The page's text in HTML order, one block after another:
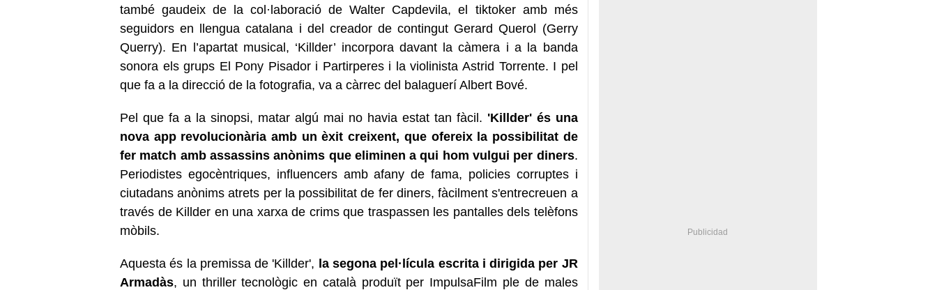
també gaudeix de la col·laboració de Walter Capdevila, el tiktoker amb més
seguidors en llengua catalana i del creador de contingut Gerard Querol (Gerry
Querry). En l’apartat musical, ‘Killder’ incorpora davant la càmera i a la banda
sonora els grups El Pony Pisador i Partirperes i la violinista Astrid Torrente. I pel
que fa a la direcció de la fotografia, va a càrrec del balaguerí Albert Bové.
Pel que fa a la sinopsi, matar algú mai no havia estat tan fàcil. 'Killder' és una
nova app revolucionària amb un èxit creixent, que ofereix la possibilitat de
fer match amb assassins anònims que eliminen a qui hom vulgui per diners.
Periodistes egocèntriques, influencers amb afany de fama, policies corruptes i
ciutadans anònims atrets per la possibilitat de fer diners, fàcilment s'entrecreuen a
través de Killder en una xarxa de crims que traspassen les pantalles dels telèfons
mòbils.
Aquesta és la premissa de 'Killder', la segona pel·lícula escrita i dirigida per JR
Armadàs, un thriller tecnològic en català produït per ImpulsaFilm ple de males